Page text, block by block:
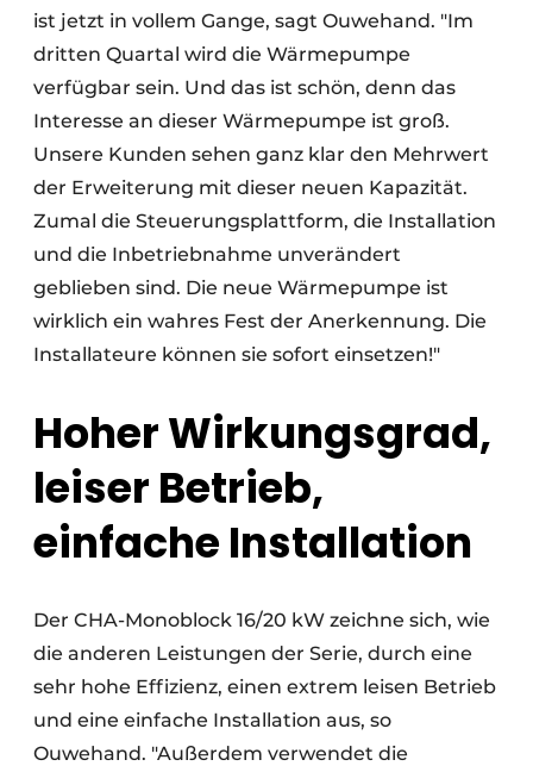
ist jetzt in vollem Gange, sagt Ouwehand. "Im
dritten Quartal wird die Wärmepumpe
verfügbar sein. Und das ist schön, denn das
Interesse an dieser Wärmepumpe ist groß.
Unsere Kunden sehen ganz klar den Mehrwert
der Erweiterung mit dieser neuen Kapazität.
Zumal die Steuerungsplattform, die Installation
und die Inbetriebnahme unverändert
geblieben sind. Die neue Wärmepumpe ist
wirklich ein wahres Fest der Anerkennung. Die
Installateure können sie sofort einsetzen!"
Hoher Wirkungsgrad,
leiser Betrieb,
einfache Installation
Der CHA-Monoblock 16/20 kW zeichne sich, wie
die anderen Leistungen der Serie, durch eine
sehr hohe Effizienz, einen extrem leisen Betrieb
und eine einfache Installation aus, so
Ouwehand. "Außerdem verwendet die